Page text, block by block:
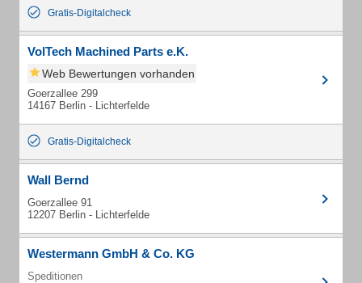
Gratis-Digitalcheck
VolTech Machined Parts e.K.
Web Bewertungen vorhanden
Goerzallee 299
14167 Berlin - Lichterfelde
Gratis-Digitalcheck
Wall Bernd
Goerzallee 91
12207 Berlin - Lichterfelde
Westermann GmbH & Co. KG
Speditionen